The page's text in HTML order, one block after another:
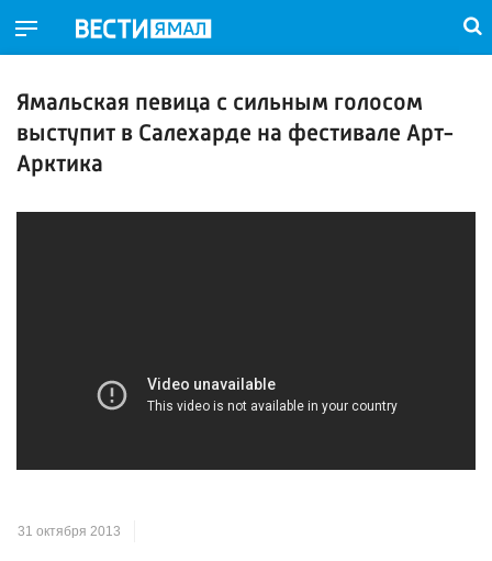
Ямальская певица с сильным голосом
выступит в Салехарде на фестивале Арт-
Арктика
31 октября 2013